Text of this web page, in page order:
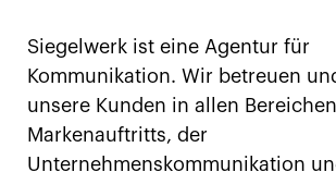
Siegelwerk ist eine Agentur für
Kommunikation. Wir betreuen
unsere Kunden in allen
Markenauftritts, der
Unternehmenskommunikation